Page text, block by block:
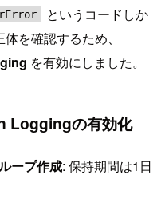
というコードしか
を確認するため、
を有効にしました。
Loggingの有効化
ープ作成: 保持期間は1日